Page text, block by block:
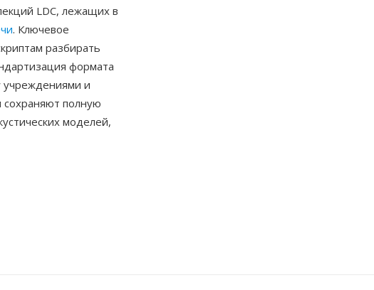
LDC, лежащих в
. Ключевое
разбирать
формата
учреждениями и
сохраняют полную
моделей,